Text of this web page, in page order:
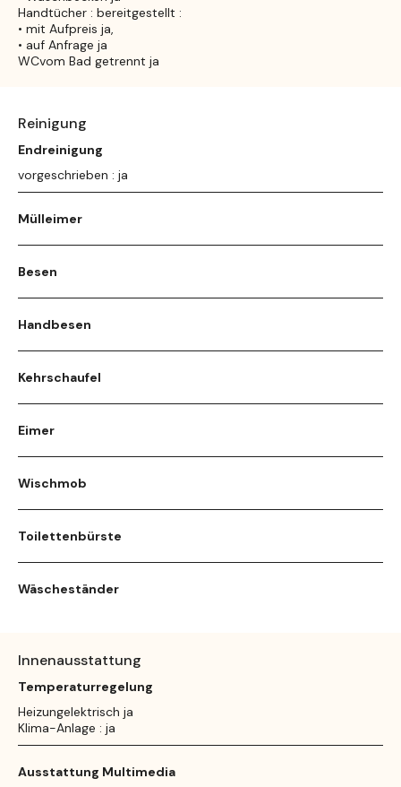
Handtücher : bereitgestellt :
• mit Aufpreis ja,
• auf Anfrage ja
WCvom Bad getrennt ja
Reinigung
Endreinigung
vorgeschrieben : ja
Mülleimer
Besen
Handbesen
Kehrschaufel
Eimer
Wischmob
Toilettenbürste
Wäscheständer
Innenausstattung
Temperaturregelung
Heizungelektrisch ja
Klima-Anlage : ja
Ausstattung Multimedia